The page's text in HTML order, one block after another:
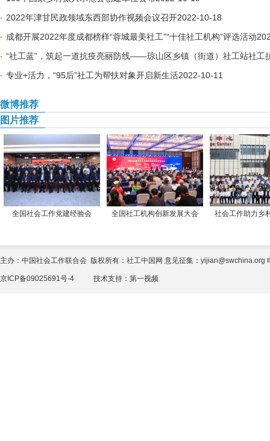
2022年津甘民政领域东西部协作视频会议召开2022-10-18
成都开展2022年度成都榜样“蓉城最美社工”“十佳社工机构”评选活动
“社工蓝”，筑起一道抗疫亮丽防线——琼山区乡镇（街道）社工站社工
专业+活力，“95后”社工为帮扶对象开启新生活2022-10-11
微博推荐
图片推荐
全国社会工作党建经验会 全国社工机构创新发展大会 社会工作助力乡
主办：中国社会工作联合会 版权所有：社工中国网 意见征集：yijian@swchina.org
京ICP备09025691号-4 技术支持： 第一视频